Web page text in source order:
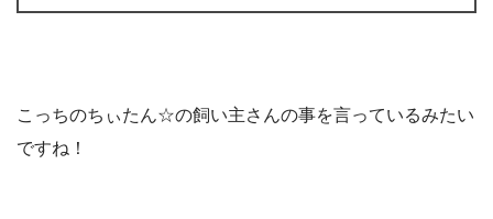
こっちのちぃたん☆の飼い主さんの事を言っているみたい
ですね！